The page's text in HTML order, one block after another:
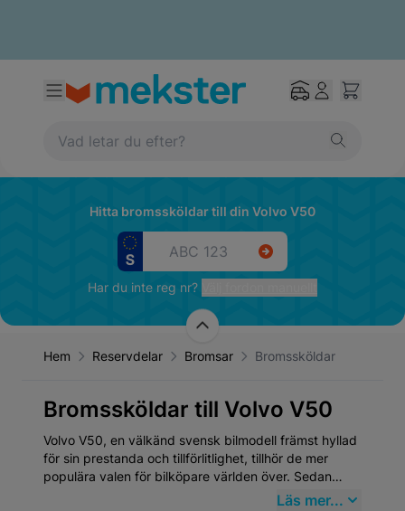
Hitta bromssköldar till din Volvo V50
Har du inte reg nr?
Hem Reservdelar Bromsar Bromssköldar
Bromssköldar till Volvo V50
Volvo V50, en välkänd svensk bilmodell främst hyllad
för sin prestanda och tillförlitlighet, tillhör de mer
populära valen för bilköpare världen över. Sedan
dess introduktion har Volvo V50 etablerat sig som en
Läs mer...